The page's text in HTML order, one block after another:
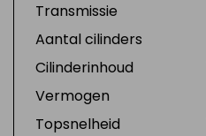
Transmissie
Aantal cilinders
Cilinderinhoud
Vermogen
Topsnelheid